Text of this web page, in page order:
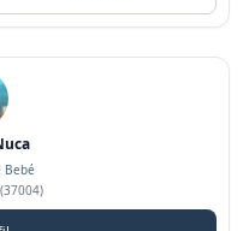
Bebé
(37004)